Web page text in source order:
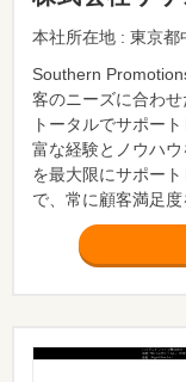
本社所在地 : 東京
Southern
客のニーズに合わ
トータルでサポー
富な経験とノウハ
を最大限にサポー
で、常に顧客満足度